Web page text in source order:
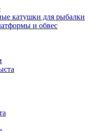
катушки для рыбалки
и обвес